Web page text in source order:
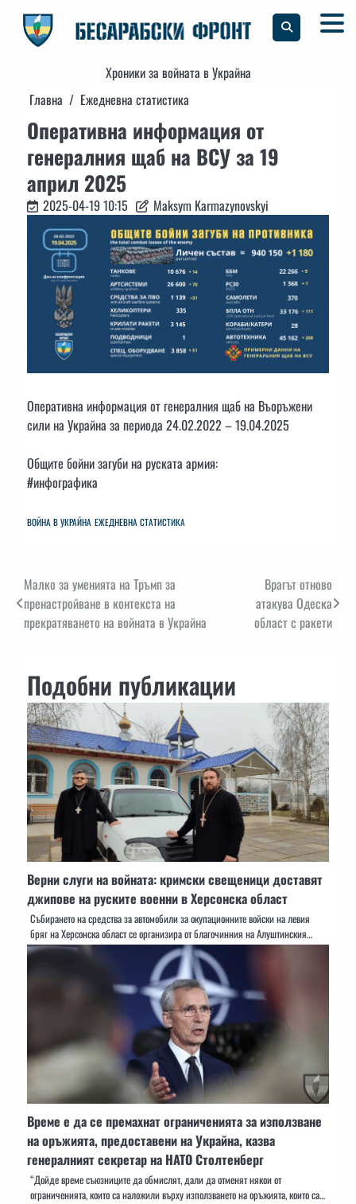
content
Хроники за войната в Украйна
Главна
Ежедневна статистика
Оперативна информация от
генералния щаб на ВСУ за 19
април 2025
2025-04-19 10:15 Maksym Karmazynovskyi
Оперативна информация от генералния щаб на Въоръжени
сили на Украйна за периода 24.02.2022 – 19.04.2025
Общите бойни загуби на руската армия:
#инфографика
ВОЙНА В УКРАЙНА ЕЖЕДНЕВНА СТАТИСТИКА
Навигация
Малко за уменията на Тръмп за
пренастройване в контекста на
прекратяването на войната в Украйна
Врагът отново
атакува Одеска
област с ракети
Подобни публикации
Верни слуги на войната: кримски свещеници доставят
джипове на руските военни в Херсонска област
Събирането на средства за автомобили за окупационните войски на левия
бряг на Херсонска област се организира от благочинния на Алуштинския…
Време е да се премахнат ограниченията за използване
на оръжията, предоставени на Украйна, казва
генералният секретар на НАТО Столтенберг
“Дойде време съюзниците да обмислят, дали да отменят някои от
ограниченията, които са наложили върху използването на оръжията, които са…